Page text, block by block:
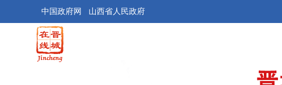
中国政府网 山西省人民政府